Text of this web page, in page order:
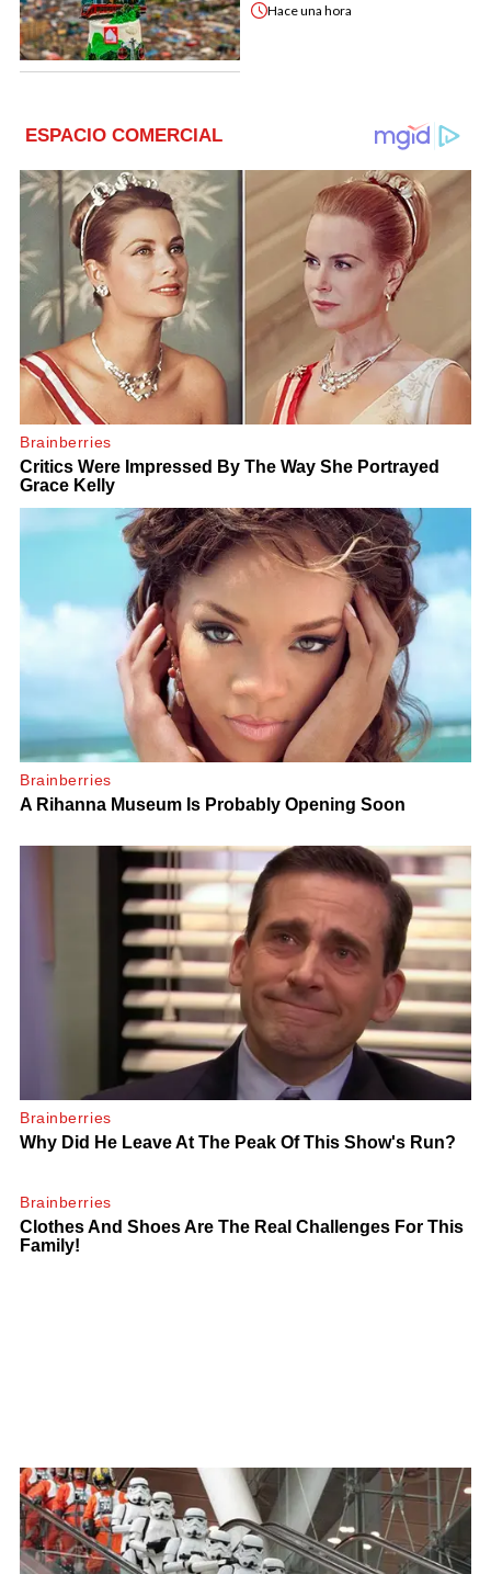
Haceuna hora